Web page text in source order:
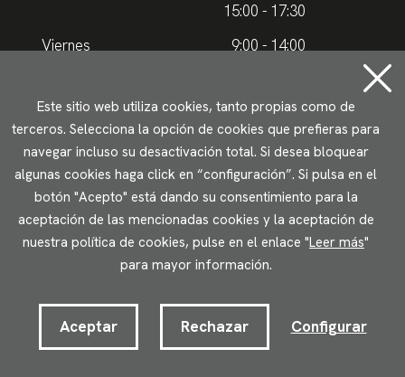
15:00 - 17:30
Viernes
9:00 - 14:00
Horario de verano
Lunes a jueves
9.00 - 15.00
Viernes
9:00 - 14:00
Aviso legal Política de privacidad
Uso de cookies
Accesibilidad
Este sitio web utiliza cookies, tanto propias como de
terceros. Selecciona la opción de cookies que prefieras para
navegar incluso su desactivación total. Si desea bloquear
algunas cookies haga click en “configuración”. Si pulsa en el
botón "Acepto" está dando su consentimiento para la
aceptación de las mencionadas cookies y la aceptación de
nuestra política de cookies, pulse en el enlace "Leer más"
para mayor información.
Aceptar Rechazar Configurar